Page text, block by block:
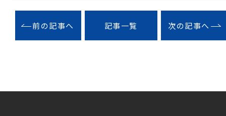
前の記事へ 記事一覧 次の記事へ